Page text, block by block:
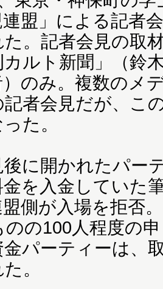
連盟」による記者
た。記者会見の取
カルト新聞」（鈴
のみ。複数のメ
者会見だが、こ
た。
に開かれたパー
を入金していた
側が入場を拒否
のの100人程度の
金パーティーは、
。